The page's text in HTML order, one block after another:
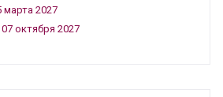
марта 2027
октября 2027